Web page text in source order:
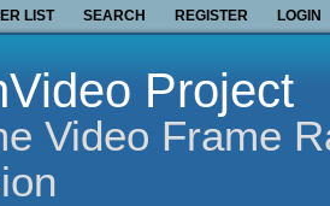
LIST SEARCH REGISTER LOGIN
Project
Video Frame